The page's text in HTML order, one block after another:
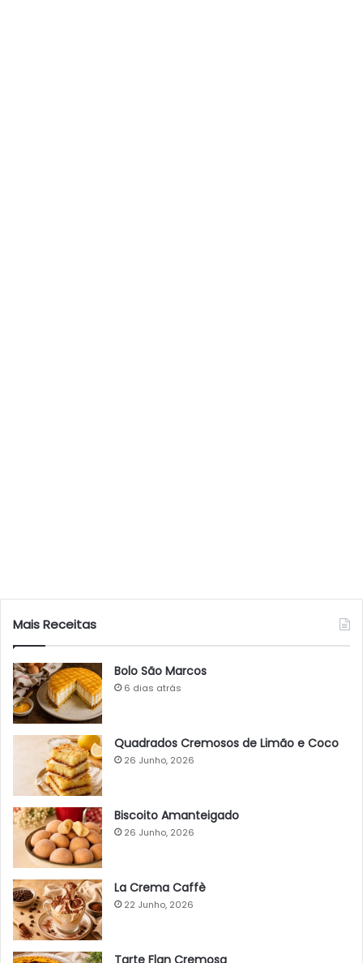
Mais Receitas
Bolo São Marcos
6 dias atrás
Quadrados Cremosos de Limão e Coco
26 Junho, 2026
Biscoito Amanteigado
26 Junho, 2026
La Crema Caffè
22 Junho, 2026